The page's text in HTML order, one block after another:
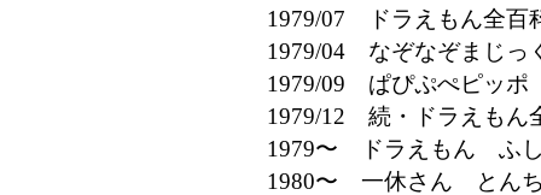
1979/07 ドラえもん全百
1979/04 なぞなぞまじ
1979/09 ぱぴぷぺピッ
1979/12 続・ドラえもん
1979〜 ドラえもん ふし
1980〜 一休さん とんち